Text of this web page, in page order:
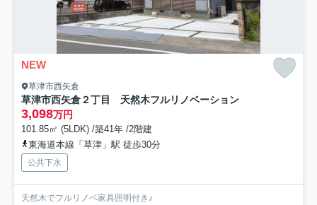
NEW
草津市西矢倉
草津市西矢倉２丁目 天然木フルリノベーション
3,098万円
101.85㎡ (5LDK) /築41年 /2階建
東海道本線「草津」駅 徒歩30分
公共下水
天然木でフルリノベ家具照明付き♪